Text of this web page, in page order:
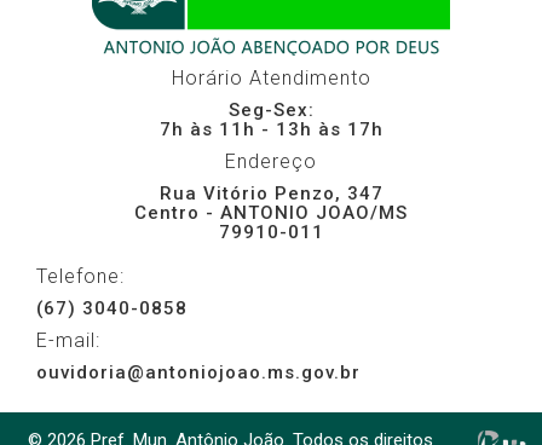
Horário Atendimento
Seg-Sex:
7h às 11h - 13h às 17h
Endereço
Rua Vitório Penzo, 347
Centro - ANTONIO JOAO/MS
79910-011
Telefone:
(67) 3040-0858
E-mail:
ouvidoria@antoniojoao.ms.gov.br
© 2026 Pref. Mun. Antônio João. Todos os direitos